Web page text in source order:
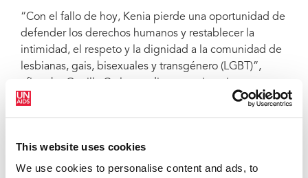
This website uses cookies
We use cookies to personalise content and ads, to
Credit: NGLHRC
“Con el fallo de hoy, Kenia pierde una oportunidad de
defender los derechos humanos y restablecer la
intimidad, el respeto y la dignidad a la comunidad de
lesbianas, gais, bisexuales y transgénero (LGBT)”,
provisional de ONUSIDA. “Comparto la profunda
decepción y la frustración que sienten las personas
seguirá defendiendo que haya justicia e igualdad para
todos”.